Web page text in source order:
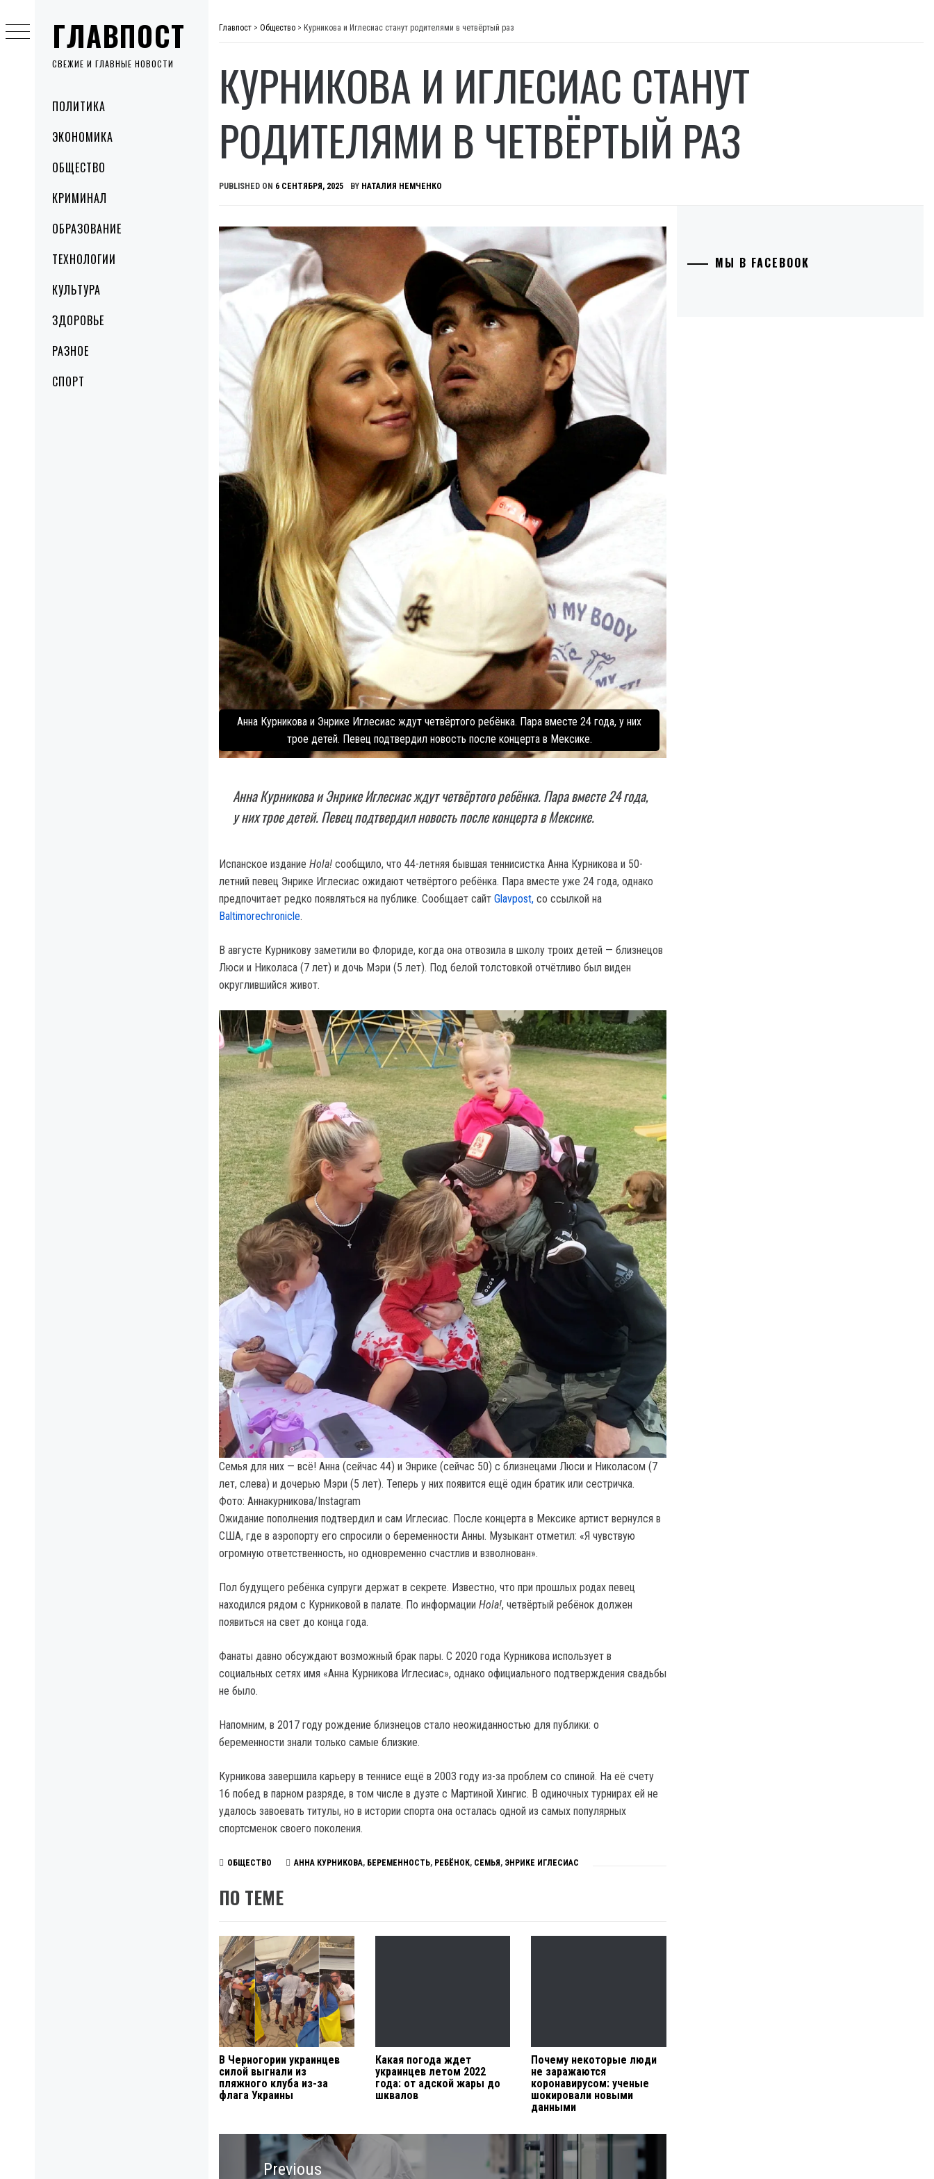
ГЛАВПОСТ
СВЕЖИЕ И ГЛАВНЫЕ НОВОСТИ
MenuПОЛИТИКА
ЭКОНОМИКА
ОБЩЕСТВО
КРИМИНАЛ
ОБРАЗОВАНИЕ
ТЕХНОЛОГИИ
КУЛЬТУРА
ЗДОРОВЬЕ
РАЗНОЕ
СПОРТ
to
content
Главпост > Общество > Курникова и Иглесиас станут родителями в четвёртый раз
КУРНИКОВА И ИГЛЕСИАС СТАНУТ
РОДИТЕЛЯМИ В ЧЕТВЁРТЫЙ РАЗ
PUBLISHED ON 6 СЕНТЯБРЯ, 2025 BY НАТАЛИЯ НЕМЧЕНКО
Анна Курникова и Энрике Иглесиас ждут четвёртого ребёнка. Пара вместе 24 года, у них
трое детей. Певец подтвердил новость после концерта в Мексике.
Анна Курникова и Энрике Иглесиас ждут четвёртого ребёнка. Пара вместе 24 года,
у них трое детей. Певец подтвердил новость после концерта в Мексике.
Испанское издание Hola! сообщило, что 44-летняя бывшая теннисистка Анна Курникова и 50-
летний певец Энрике Иглесиас ожидают четвёртого ребёнка. Пара вместе уже 24 года, однако
предпочитает редко появляться на публике. Сообщает сайт Glavpost, со ссылкой на
Вaltimorechronicle.
В августе Курникову заметили во Флориде, когда она отвозила в школу троих детей — близнецов
Люси и Николаса (7 лет) и дочь Мэри (5 лет). Под белой толстовкой отчётливо был виден
округлившийся живот.
Семья для них — всё! Анна (сейчас 44) и Энрике (сейчас 50) с близнецами Люси и Николасом (7
лет, слева) и дочерью Мэри (5 лет). Теперь у них появится ещё один братик или сестричка.
Фото: Аннакурникова/Instagram
Ожидание пополнения подтвердил и сам Иглесиас. После концерта в Мексике артист вернулся в
США, где в аэропорту его спросили о беременности Анны. Музыкант отметил: «Я чувствую
огромную ответственность, но одновременно счастлив и взволнован».
Пол будущего ребёнка супруги держат в секрете. Известно, что при прошлых родах певец
находился рядом с Курниковой в палате. По информации Hola!, четвёртый ребёнок должен
появиться на свет до конца года.
Фанаты давно обсуждают возможный брак пары. С 2020 года Курникова использует в
социальных сетях имя «Анна Курникова Иглесиас», однако официального подтверждения свадьбы
не было.
Напомним, в 2017 году рождение близнецов стало неожиданностью для публики: о
беременности знали только самые близкие.
Курникова завершила карьеру в теннисе ещё в 2003 году из-за проблем со спиной. На её счету
16 побед в парном разряде, в том числе в дуэте с Мартиной Хингис. В одиночных турнирах ей не
удалось завоевать титулы, но в истории спорта она осталась одной из самых популярных
спортсменок своего поколения.
ОБЩЕСТВО АННА КУРНИКОВА, БЕРЕМЕННОСТЬ, РЕБЁНОК, СЕМЬЯ , ЭНРИКЕ ИГЛЕСИАС
ПО ТЕМЕ
В Черногории украинцев
силой выгнали из
пляжного клуба из-за
флага Украины
Какая погода ждет
украинцев летом 2022
года: от адской жары до
шквалов
Почему некоторые люди
не заражаются
коронавирусом: ученые
шокировали новыми
данными
Навигация
Previous
МЫ В FACEBOOK